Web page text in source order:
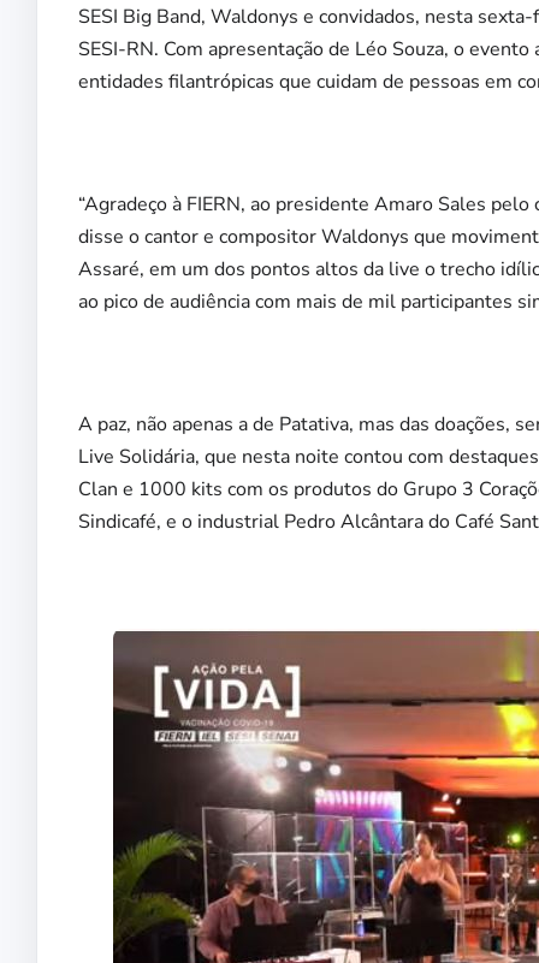
SESI Big Band, Waldonys e convidados, nesta
SESI-RN. Com apresentação de Léo Souza, o
entidades filantrópicas que cuidam de pessoas em
“Agradeço à FIERN, ao presidente Amaro Sales
disse o cantor e compositor Waldonys que
Assaré, em um dos pontos altos da live o trecho
ao pico de audiência com mais de mil participantes
A paz, não apenas a de Patativa, mas das doações,
Live Solidária, que nesta noite contou com
Clan e 1000 kits com os produtos do Grupo 3
Sindicafé, e o industrial Pedro Alcântara do Café